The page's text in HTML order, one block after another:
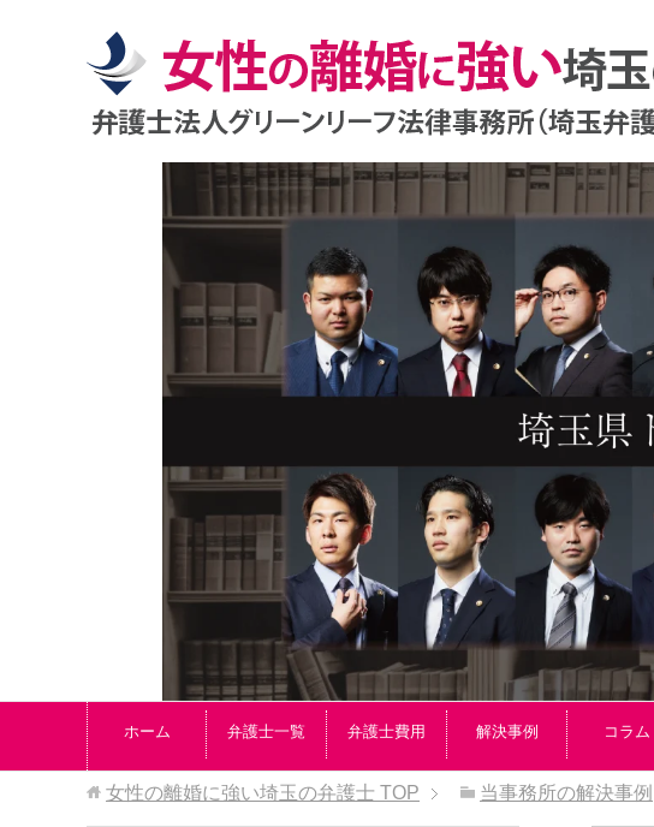
ホーム 弁護士一覧 弁護士費用 解決事例 コラム
女性の離婚に強い埼玉の弁護士 TOP 当事務所の解決事例